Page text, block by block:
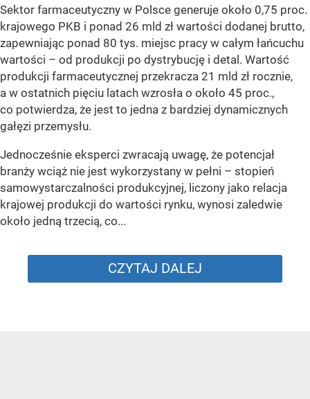
Sektor farmaceutyczny w Polsce generuje około 0,75 proc.
krajowego PKB i ponad 26 mld zł wartości dodanej brutto,
zapewniając ponad 80 tys. miejsc pracy w całym łańcuchu
wartości – od produkcji po dystrybucję i detal. Wartość
produkcji farmaceutycznej przekracza 21 mld zł rocznie,
a w ostatnich pięciu latach wzrosła o około 45 proc.,
co potwierdza, że jest to jedna z bardziej dynamicznych
gałęzi przemysłu.
Jednocześnie eksperci zwracają uwagę, że potencjał
branży wciąż nie jest wykorzystany w pełni – stopień
samowystarczalności produkcyjnej, liczony jako relacja
krajowej produkcji do wartości rynku, wynosi zaledwie
około jedną trzecią, co...
CZYTAJ DALEJ